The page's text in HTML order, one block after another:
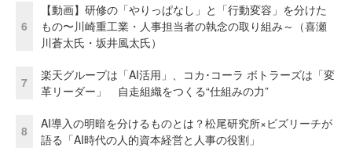
6
【動画】研修の「やりっぱなし」と「行動変容」を分けた
もの〜川崎重工業・人事担当者の執念の取り組み～（喜瀬
川蒼太氏・坂井風太氏）
7
楽天グループは「AI活用」、コカ･コーラ ボトラーズは「変
革リーダー」 自走組織をつくる“仕組みの力”
8
AI導入の明暗を分けるものとは？松尾研究所×ビズリーチが
語る「AI時代の人的資本経営と人事の役割」